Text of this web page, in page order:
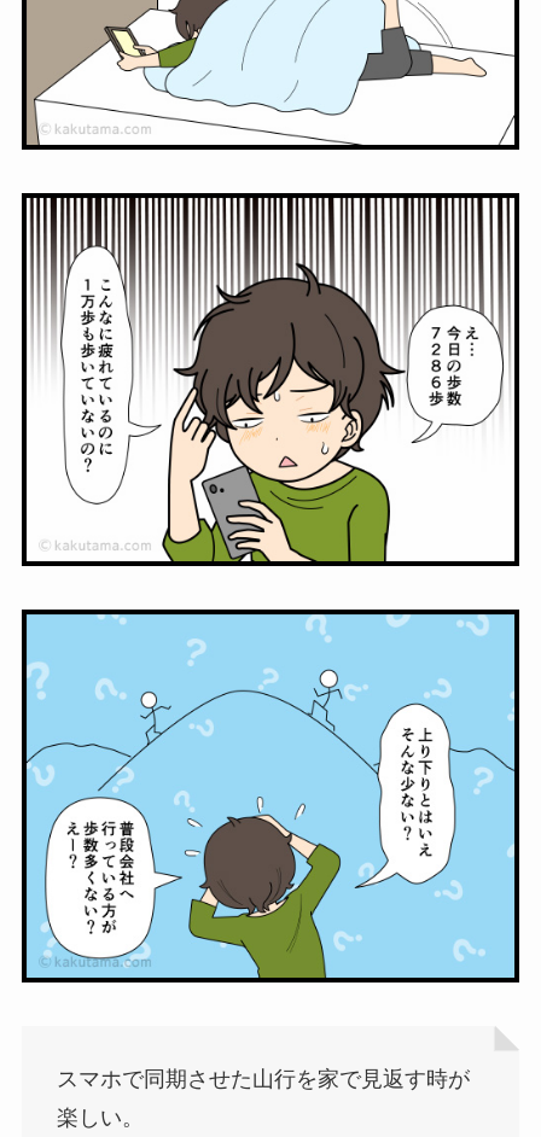
スマホで同期させた山行を家で見返す時が
楽しい。